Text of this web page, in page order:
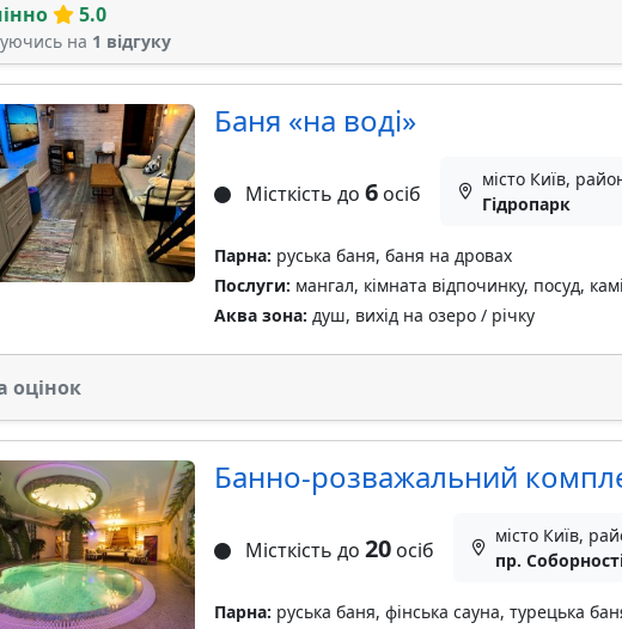
5.0
на 1 відгуку
Баня «на воді»
Місткість до 6осіб
місто Київ,
Гідропарк
Парна: руська баня, баня на дровах
Послуги: мангал, кімната відпочинку, посуд,
Аква зона: душ, вихід на озеро / річку
оцінок
Банно-розважальний
Місткість до 20осіб
місто Київ,
пр.
Парна: руська баня, фінська сауна, турецька